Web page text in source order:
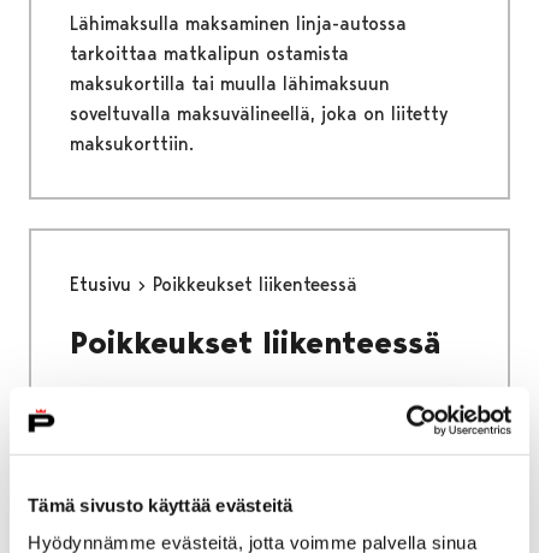
Tämä sivusto käyttää evästeitä
Hyödynnämme evästeitä, jotta voimme palvella sinua
Lähimaksulla maksaminen linja-autossa
tarkoittaa matkalipun ostamista
maksukortilla tai muulla lähimaksuun
soveltuvalla maksuvälineellä, joka on liitetty
maksukorttiin.
Etusivu Poikkeukset liikenteessä
Poikkeukset liikenteessä
Etusivu Lasten kanssa bussissa